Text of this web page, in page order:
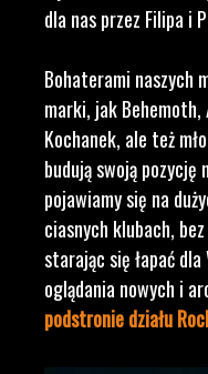
dla nas przez Filipa i
Bohaterami naszych
marki, jak Behemoth,
Kochanek, ale też
budują swoją pozycję
pojawiamy się na
ciasnych klubach,
starając się łapać dla
oglądania nowych i
podstronie działu